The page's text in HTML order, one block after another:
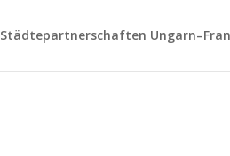
Städtepartnerschaften